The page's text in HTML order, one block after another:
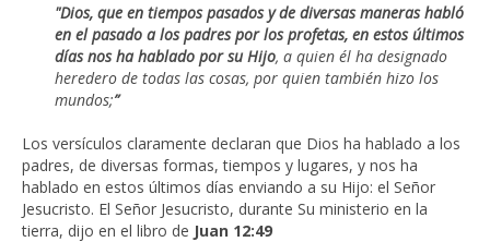
"Dios, que en tiempos pasados y de diversas maneras habló
en el pasado a los padres por los profetas, en estos últimos
días nos ha hablado por su Hijo, a quien él ha designado
heredero de todas las cosas, por quien también hizo los
mundos;”
Los versículos claramente declaran que Dios ha hablado a los
padres, de diversas formas, tiempos y lugares, y nos ha
hablado en estos últimos días enviando a su Hijo: el Señor
Jesucristo. El Señor Jesucristo, durante Su ministerio en la
tierra, dijo en el libro de Juan 12:49